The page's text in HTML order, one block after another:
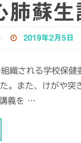
肺蘇生
2019年2月5日
織される学校保健
。また、けがや突
講義を …